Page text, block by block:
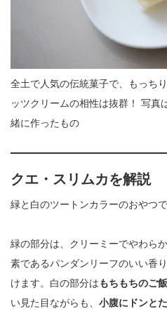
全土で人気の伝統菓子で、もっち
ッツクリームの相性は抜群！ 写真
緒に作ったもの
クエ・スリムカを解説
緑と白のツートンカラーのおやつで
緑の部分は、クリーミーでやわら
素であるパンダンリーフのいい香
けます。白の部分はもちもちのご飯
い見た目ながらも、 小腹にドンと